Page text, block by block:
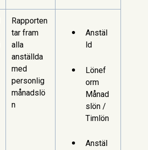
Rapporten
tar fram
alla
anställda
med
personlig
månadslö
n
Anstäl
ld
Lönef
orm
Månad
slön /
Timlön
Anstäl